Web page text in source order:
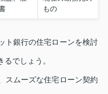
もの
ト銀行の住宅ローンを検討
でしょう。
スムーズな住宅ローン契約